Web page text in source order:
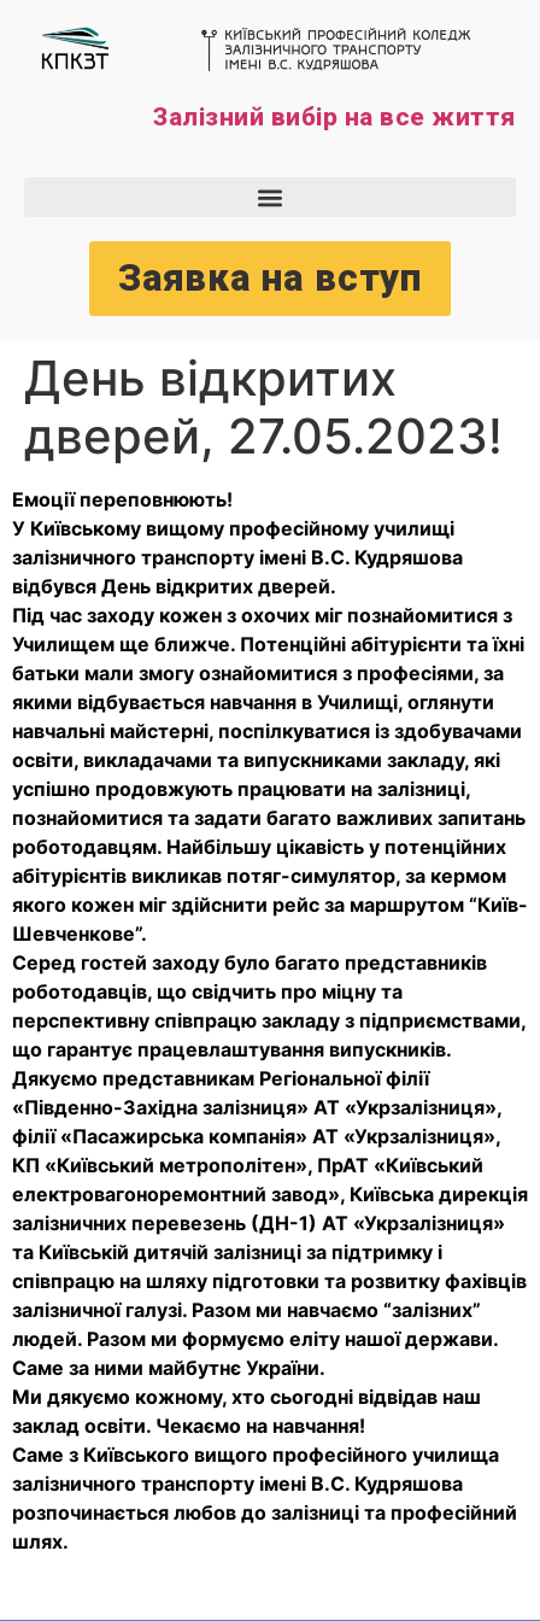
Залізний вибір на все життя
Заявка на вступ
День відкритих
дверей, 27.05.2023!
Емоції переповнюють!
У Київському вищому професійному училищі
залізничного транспорту імені В.С. Кудряшова
відбувся День відкритих дверей.
Під час заходу кожен з охочих міг познайомитися з
Училищем ще ближче. Потенційні абітурієнти та їхні
батьки мали змогу ознайомитися з професіями, за
якими відбувається навчання в Училищі, оглянути
навчальні майстерні, поспілкуватися із здобувачами
освіти, викладачами та випускниками закладу, які
успішно продовжують працювати на залізниці,
познайомитися та задати багато важливих запитань
роботодавцям. Найбільшу цікавість у потенційних
абітурієнтів викликав потяг-симулятор, за кермом
якого кожен міг здійснити рейс за маршрутом “Київ-
Шевченкове”.
Серед гостей заходу було багато представників
роботодавців, що свідчить про міцну та
перспективну співпрацю закладу з підприємствами,
що гарантує працевлаштування випускників.
Дякуємо представникам Регіональної філії
«Південно-Західна залізниця» АТ «Укрзалізниця»,
філії «Пасажирська компанія» АТ «Укрзалізниця»,
КП «Київський метрополітен», ПрАТ «Київський
електровагоноремонтний завод», Київська дирекція
залізничних перевезень (ДН-1) АТ «Укрзалізниця»
та Київській дитячій залізниці за підтримку і
співпрацю на шляху підготовки та розвитку фахівців
залізничної галузі. Разом ми навчаємо “залізних”
людей. Разом ми формуємо еліту нашої держави.
Саме за ними майбутнє України.
Ми дякуємо кожному, хто сьогодні відвідав наш
заклад освіти. Чекаємо на навчання!
Саме з Київського вищого професійного училища
залізничного транспорту імені В.С. Кудряшова
розпочинається любов до залізниці та професійний
шлях.